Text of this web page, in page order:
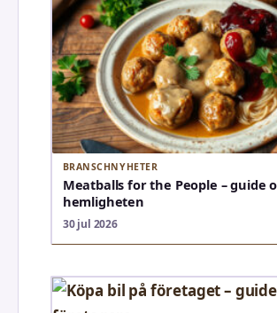
BRANSCHNYHETER
Meatballs for the People – guide
hemligheten
30 jul 2026